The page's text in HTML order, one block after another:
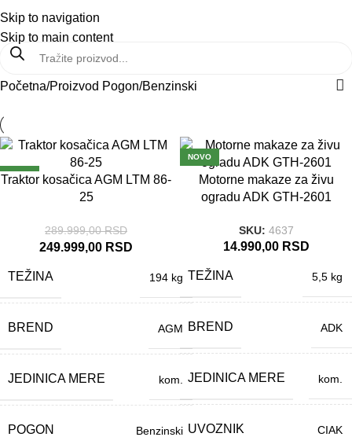
Skip to navigation
Skip to main content
Meni
Početna Proizvod Pogon Benzinski
NOVO
Traktor kosačica AGM LTM 86-
25
289.999,00RSD
249.999,00 RSD
TEŽINA 194 kg
BREND AGM
JEDINICA MERE kom.
POGON Benzinski
NOVO
Motorne makaze za živu
ogradu ADK GTH-2601
SKU: 4637
14.990,00 RSD
TEŽINA 5,5 kg
BREND ADK
JEDINICA MERE kom.
UVOZNIK CIAK